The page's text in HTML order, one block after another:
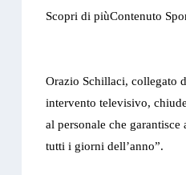
Scopri di piùContenuto
Orazio Schillaci, collegato
intervento televisivo,
al personale che garantisce
tutti i giorni dell’anno”.